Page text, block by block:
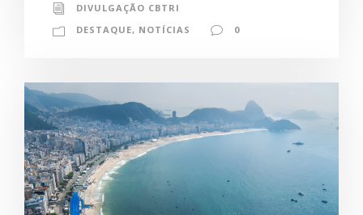
DIVULGAÇÃO CBTRI
DESTAQUE, NOTÍCIAS 0